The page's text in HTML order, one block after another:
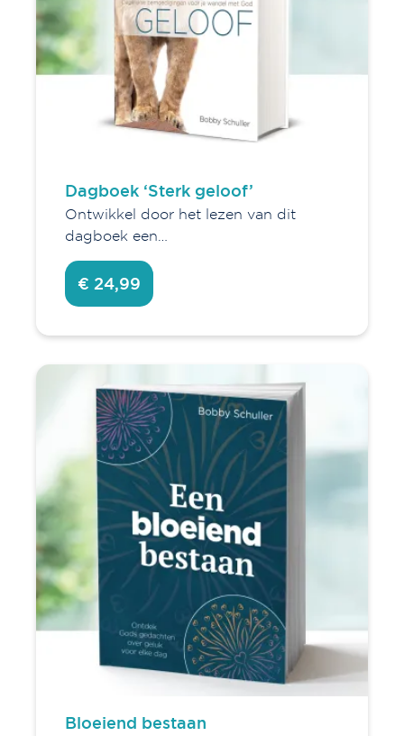
Dagboek ‘Sterk geloof’
Ontwikkel door het lezen van dit
dagboek een…
€ 24,99
Bloeiend bestaan